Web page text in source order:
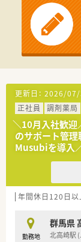
更新日： 2026/07/
正社員
調剤薬局
＼10月入社歓迎
のサポート管
Musubiを導入
年間休日120日以
勤務地
群馬県
北高崎駅